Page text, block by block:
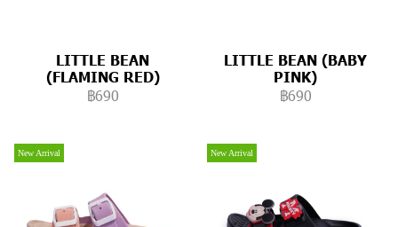
LITTLE BEAN
(FLAMING RED)
฿690
LITTLE BEAN (BABY
PINK)
฿690
New Arrival New Arrival